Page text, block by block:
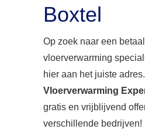
Boxtel
Op zoek naar een
vloerverwarming
hier aan het juiste
Vloerverwarming
gratis en vrijblijvend
verschillende bedrijven!